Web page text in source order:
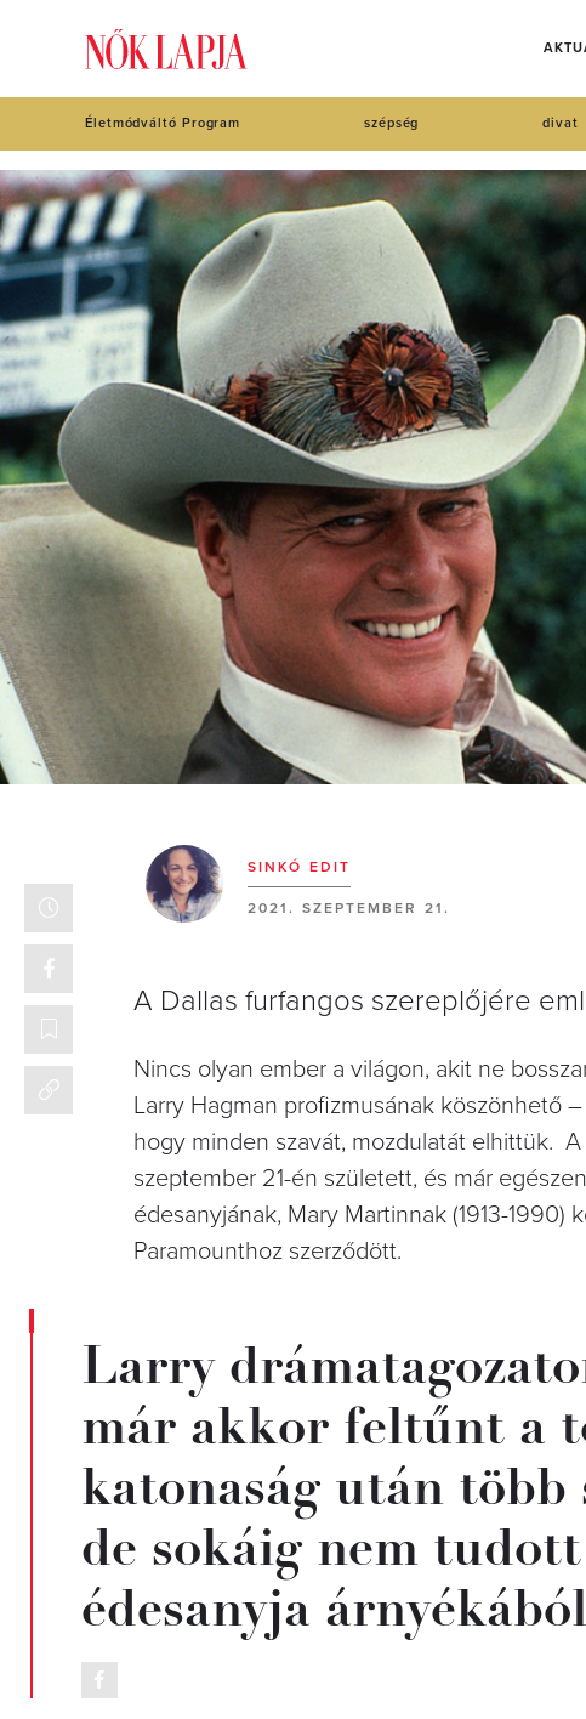
Életmódváltó Program szépség divat
SINKÓ EDIT
2021. SZEPTEMBER 21.
A Dallas furfangos szereplőjére
Nincs olyan ember a világon, akit ne
Larry Hagman profizmusának köszönhető
hogy minden szavát, mozdulatát elhittük. A
szeptember 21-én született, és már
édesanyjának, Mary Martinnak (1913-
Paramounthoz szerződött.
Larry
már akkor feltűnt a
katonaság után több
de sokáig nem
édesanyja